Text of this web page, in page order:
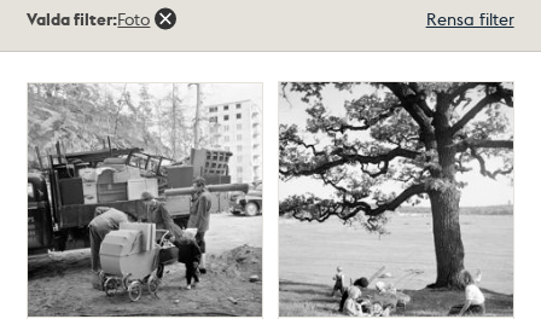
träffar
Valda filter:Foto Rensa filter